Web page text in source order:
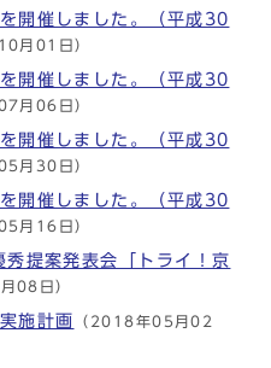
開催しました。（平成30
月01日）
開催しました。（平成30
月06日）
開催しました。（平成30
月30日）
開催しました。（平成30
月16日）
提案発表会「トライ！京
08日）
施計画 （2018年05月02